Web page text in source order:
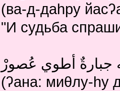
(ва-д-даhру
"И судьба
جبارةٌ أطوي عُصورْ
(ʔана: миθлу-hу